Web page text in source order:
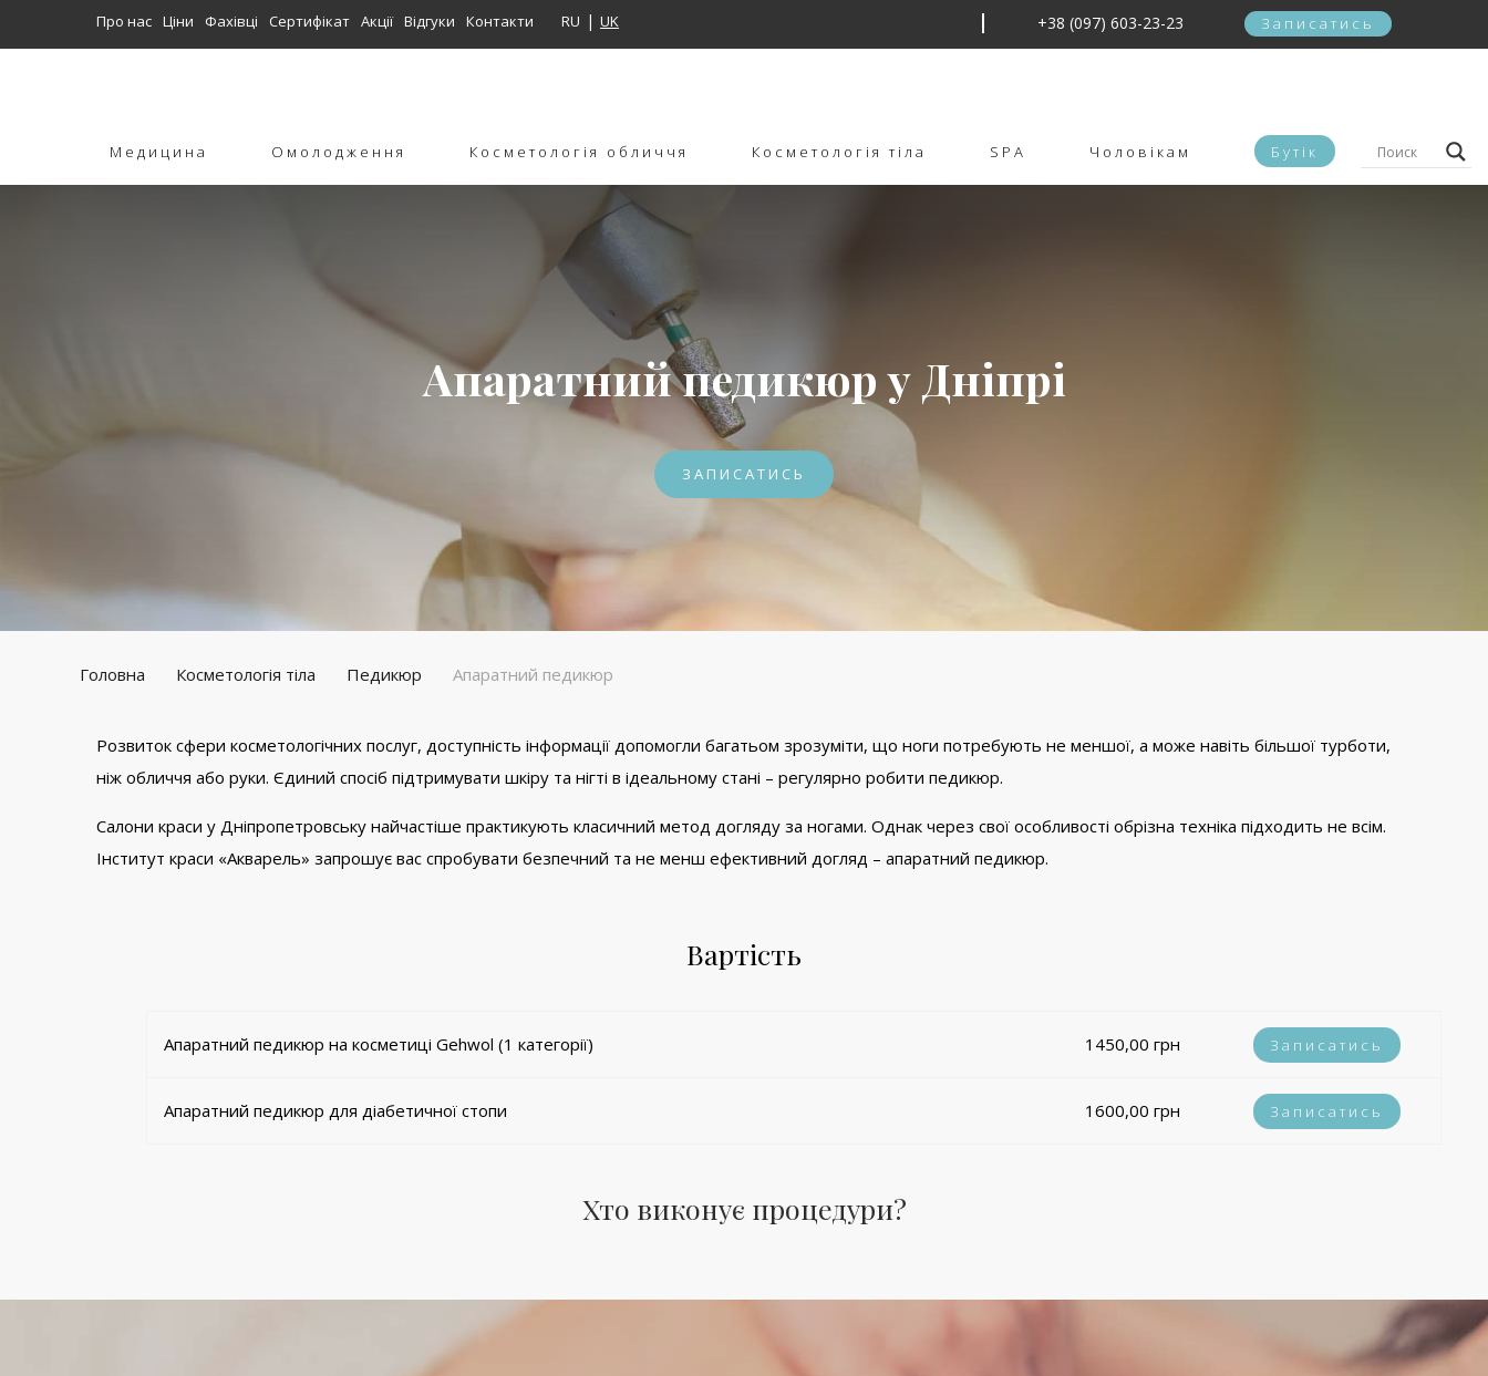
Про нас Ціни Фахівці Сертифікат Акції Відгуки Контакти RU UK +38 (097) 603-23-23 Записатись
Медицина Омолодження Косметологія обличчя Косметологія тіла SPA Чоловікам Бутік
Апаратний педикюр у Дніпрі
ЗАПИСАТИСЬ
Головна Косметологія тіла Педикюр Апаратний педикюр
Розвиток сфери косметологічних послуг, доступність інформації допомогли багатьом зрозуміти, що ноги потребують не меншої, а може навіть більшої турботи,
ніж обличчя або руки. Єдиний спосіб підтримувати шкіру та нігті в ідеальному стані – регулярно робити педикюр.
Салони краси у Дніпропетровську найчастіше практикують класичний метод догляду за ногами. Однак через свої особливості обрізна техніка підходить не всім.
Інститут краси «Акварель» запрошує вас спробувати безпечний та не менш ефективний догляд – апаратний педикюр.
Вартість
Апаратний педикюр на косметиці Gehwol (1 категорії) 1450,00 грн Записатись
Апаратний педикюр для діабетичної стопи 1600,00 грн Записатись
Хто виконує процедури?